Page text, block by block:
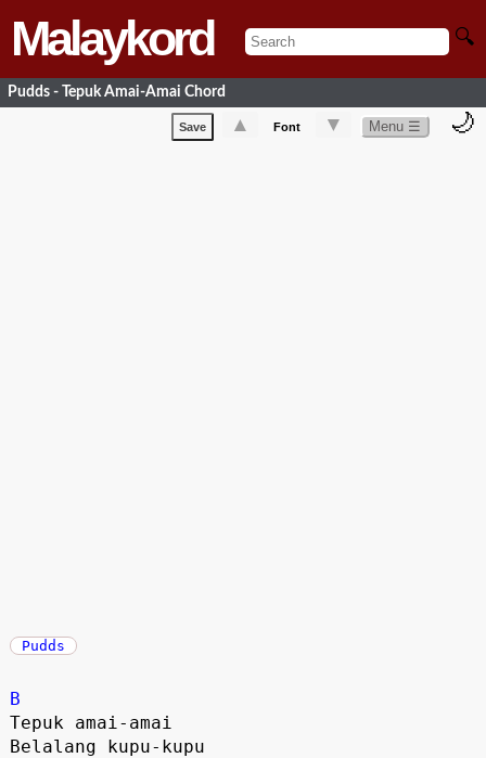
Malaykord 🔍
Pudds - Tepuk Amai-Amai Chord
Save ▲ Font ▼ Menu ☰ 🌙
Pudds
B
Tepuk amai-amai